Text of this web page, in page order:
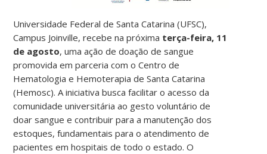
Universidade Federal de Santa Catarina (UFSC),
Campus Joinville, recebe na próxima terça-feira, 11
de agosto, uma ação de doação de sangue
promovida em parceria com o Centro de
Hematologia e Hemoterapia de Santa Catarina
(Hemosc). A iniciativa busca facilitar o acesso da
comunidade universitária ao gesto voluntário de
doar sangue e contribuir para a manutenção dos
estoques, fundamentais para o atendimento de
pacientes em hospitais de todo o estado. O